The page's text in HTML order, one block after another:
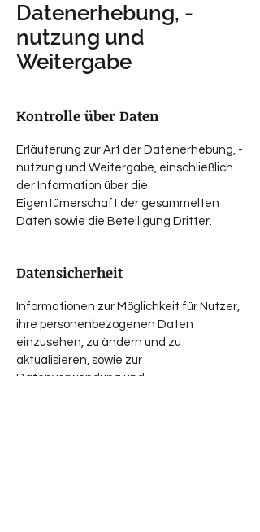
Datenerhebung, -
nutzung und
Weitergabe
Kontrolle über Daten
Erläuterung zur Art der Datenerhebung, -
nutzung und Weitergabe, einschließlich
der Information über die
Eigentümerschaft der gesammelten
Daten sowie die Beteiligung Dritter.
Datensicherheit
Informationen zur Möglichkeit für Nutzer,
ihre personenbezogenen Daten
einzusehen, zu ändern und zu
aktualisieren, sowie zur
Datenverwendung und